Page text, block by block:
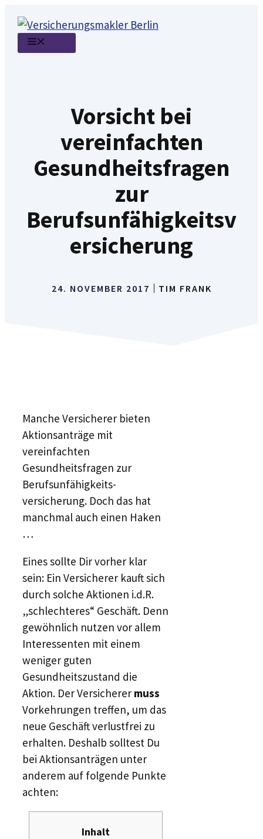
Inhalt
springen
Vorsicht bei
vereinfachten
Gesundheits­fragen
zur
Berufsunfähigkeitsv
ersicherung
24. NOVEMBER 2017 TIM FRANK
Manche Versicherer bieten
Aktionsanträge mit
vereinfachten
Gesundheitsfragen zur
Berufsunfähigkeits­
versicherung. Doch das hat
manchmal auch einen Haken
…
Eines sollte Dir vorher klar
sein: Ein Versicherer kauft sich
durch solche Aktionen i.d.R.
„schlechteres“ Geschäft. Denn
gewöhnlich nutzen vor allem
Interessenten mit einem
weniger guten
Gesundheitszustand die
Aktion. Der Versicherer muss
Vorkehrungen treffen, um das
neue Geschäft verlustfrei zu
erhalten. Deshalb solltest Du
bei Aktionsanträgen unter
anderem auf folgende Punkte
achten:
Inhalt